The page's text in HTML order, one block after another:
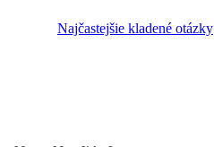
Najčastejšie kladené otázky